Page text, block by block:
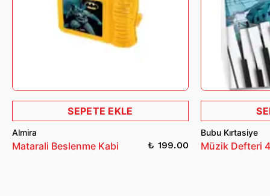
SEPETE EKLE
Almira
Matarali Beslenme Kabi ₺ 199.00
Bubu Kırtasiye
Müzik Defteri